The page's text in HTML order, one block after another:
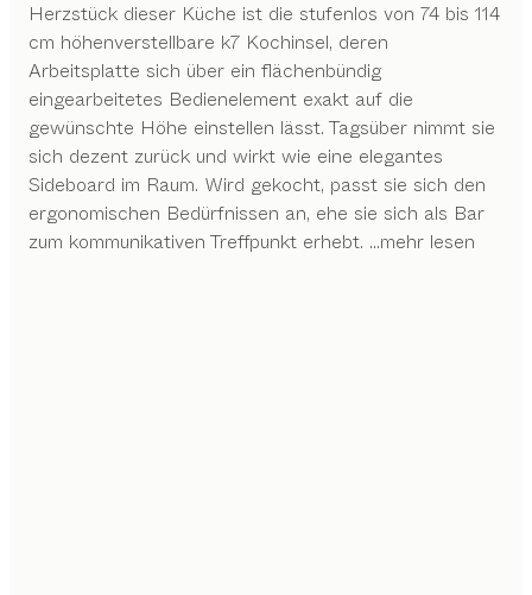
Herzstück dieser Küche ist die stufenlos von 74 bis 114
cm höhenverstellbare k7 Kochinsel, deren
Arbeitsplatte sich über ein flächenbündig
eingearbeitetes Bedienelement exakt auf die
gewünschte Höhe einstellen lässt. Tagsüber nimmt sie
sich dezent zurück und wirkt wie eine elegantes
Sideboard im Raum. Wird gekocht, passt sie sich den
ergonomischen Bedürfnissen an, ehe sie sich als Bar
zum kommunikativen Treffpunkt erhebt. ...mehr lesen